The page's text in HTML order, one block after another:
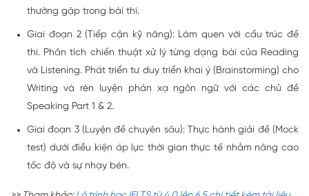
thường gặp trong bài thi.
Giai đoạn 2 (Tiếp cận kỹ năng): Làm quen với cấu trúc đề
thi. Phân tích chiến thuật xử lý từng dạng bài của Reading
và Listening. Phát triển tư duy triển khai ý (Brainstorming) cho
Writing và rèn luyện phản xạ ngôn ngữ với các chủ đề
Speaking Part 1 & 2.
Giai đoạn 3 (Luyện đề chuyên sâu): Thực hành giải đề (Mock
test) dưới điều kiện áp lực thời gian thực tế nhằm nâng cao
tốc độ và sự nhạy bén.